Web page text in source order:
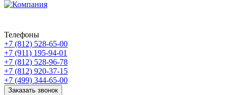
Телефоны
+7 (812) 528-65-00
+7 (911) 195-94-01
+7 (812) 528-96-78
+7 (812) 920-37-15
+7 (499) 344-65-00
Заказать звонок